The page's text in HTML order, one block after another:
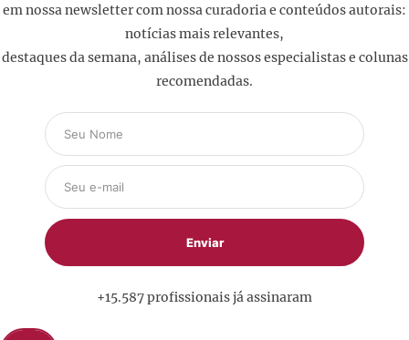
em nossa newsletter com nossa curadoria e conteúdos autorais:
notícias mais relevantes,
destaques da semana, análises de nossos especialistas e colunas
recomendadas.
+15.587 profissionais já assinaram